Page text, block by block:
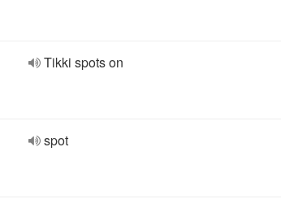
Tikki spots on
spot